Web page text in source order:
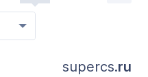
supercs.ru